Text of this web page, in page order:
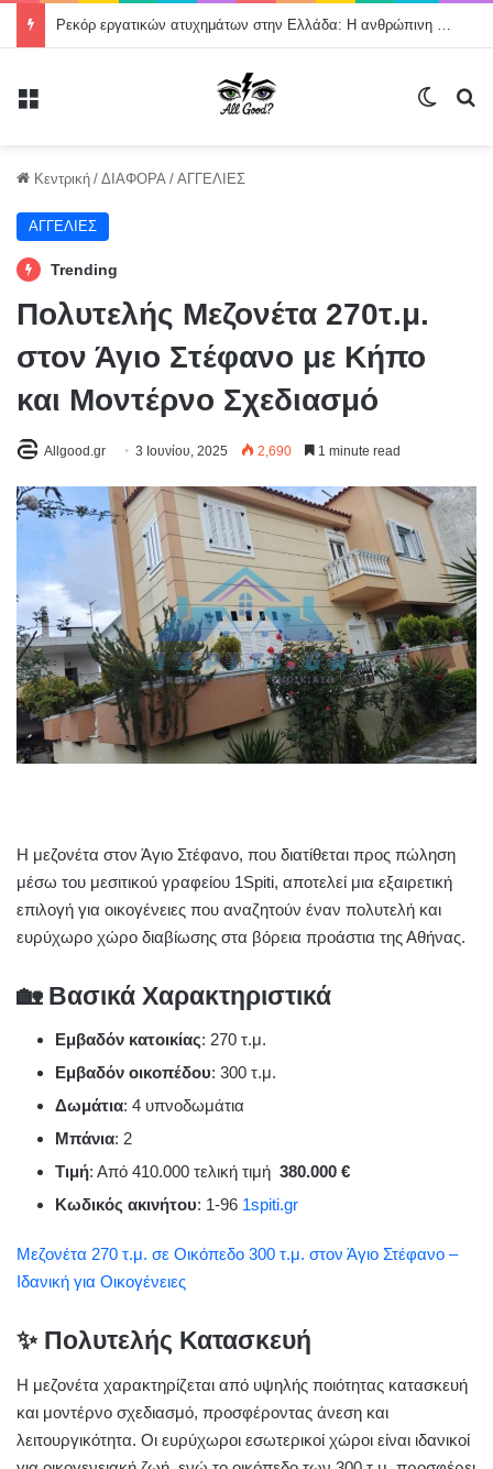
Ρεκόρ εργατικών ατυχημάτων στην Ελλάδα: Η ανθρώπινη ζωή δεν μπορεί να θεωρείται κόστος παραγωγής
Κεντρική / ΔΙΑΦΟΡΑ / ΑΓΓΕΛΙΕΣ
ΑΓΓΕΛΙΕΣ
Trending
Πολυτελής Μεζονέτα 270τ.μ.
στον Άγιο Στέφανο με Κήπο
και Μοντέρνο Σχεδιασμό
Allgood.gr 3 Ιουνίου, 2025 2,690 1 minute read
Η μεζονέτα στον Άγιο Στέφανο, που διατίθεται προς πώληση
μέσω του μεσιτικού γραφείου 1Spiti, αποτελεί μια εξαιρετική
επιλογή για οικογένειες που αναζητούν έναν πολυτελή και
ευρύχωρο χώρο διαβίωσης στα βόρεια προάστια της Αθήνας.
🏡 Βασικά Χαρακτηριστικά
Εμβαδόν κατοικίας: 270 τ.μ.
Εμβαδόν οικοπέδου: 300 τ.μ.
Δωμάτια: 4 υπνοδωμάτια
Μπάνια: 2
Τιμή: Από 410.000 τελική τιμή 380.000 €
Κωδικός ακινήτου: 1-96 1spiti.gr
Μεζονέτα 270 τ.μ. σε Οικόπεδο 300 τ.μ. στον Άγιο Στέφανο –
Ιδανική για Οικογένειες
✨ Πολυτελής Κατασκευή
Η μεζονέτα χαρακτηρίζεται από υψηλής ποιότητας κατασκευή
και μοντέρνο σχεδιασμό, προσφέροντας άνεση και
λειτουργικότητα. Οι ευρύχωροι εσωτερικοί χώροι είναι ιδανικοί